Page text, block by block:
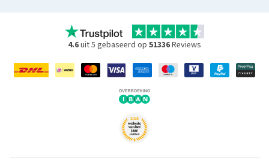
4.6uit 5 gebaseerd op 51336Reviews